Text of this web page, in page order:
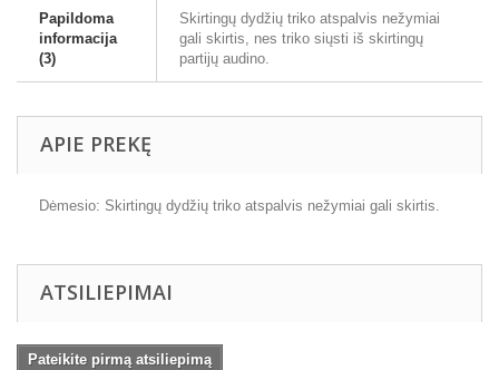
Papildoma
informacija
(3)
Skirtingų dydžių triko atspalvis nežymiai
gali skirtis, nes triko siųsti iš skirtingų
partijų audino.
APIE PREKĘ
Dėmesio: Skirtingų dydžių triko atspalvis nežymiai gali skirtis.
ATSILIEPIMAI
Pateikite pirmą atsiliepimą